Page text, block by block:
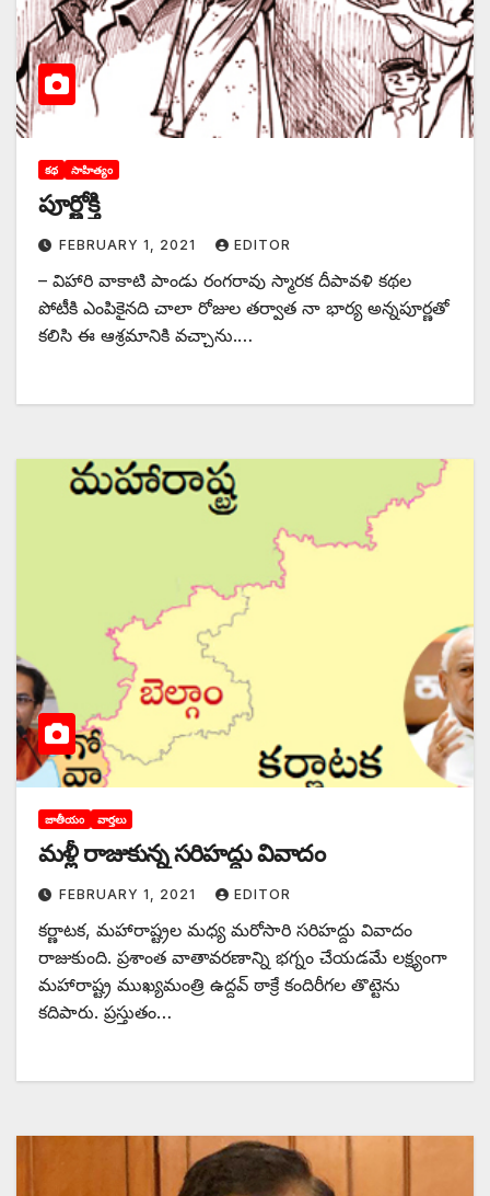
కథ సాహిత్యం
పూర్ణోక్తి
FEBRUARY 1, 2021 EDITOR
– విహారి వాకాటి పాండు రంగరావు స్మారక దీపావళి కథల
పోటీకి ఎంపికైనది చాలా రోజుల తర్వాత నా భార్య అన్నపూర్ణతో
కలిసి ఈ ఆశ్రమానికి వచ్చాను.…
జాతీయం వార్తలు
మళ్లీ రాజుకున్న సరిహద్దు వివాదం
FEBRUARY 1, 2021 EDITOR
కర్ణాటక, మహారాష్ట్రల మధ్య మరోసారి సరిహద్దు వివాదం
రాజుకుంది. ప్రశాంత వాతావరణాన్ని భగ్నం చేయడమే లక్ష్యంగా
మహారాష్ట్ర ముఖ్యమంత్రి ఉద్దవ్‌ ‌ఠాక్రే కందిరీగల తొట్టెను
కదిపారు. ప్రస్తుతం…